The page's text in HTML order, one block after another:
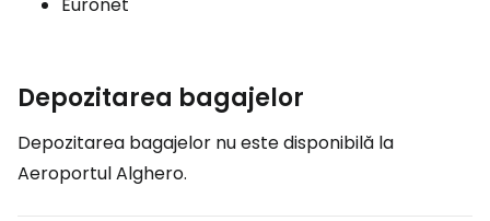
Depozitarea bagajelor
Depozitarea bagajelor nu este disponibilă la
Aeroportul Alghero.